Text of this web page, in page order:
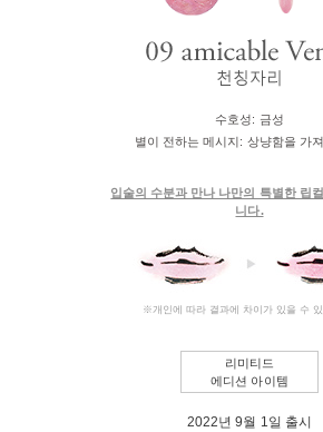
수호성: 금성
별이 전하는 메시지: 상냥함을 가
입술의 수분과 만나 나만의 특별한 립
니다.
※개인에 따라 결과에 차이가 있을 수
리미티드
에디션 아이템
2022년 9월 1일 출시